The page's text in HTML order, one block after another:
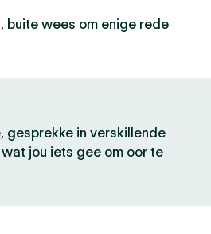
buite wees om enige rede
gesprekke in verskillende
jou iets gee om oor te